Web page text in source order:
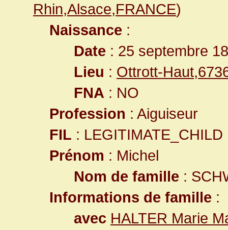
Rhin,Alsace,FRANCE)
Naissance :
Date : 25 septembre
Lieu : Ottrott-
FNA : NO
Profession : Aiguiseur
FIL : LEGITIMATE_CHILD
Prénom : Michel
Nom de famille :
Informations de famille :
avec HALTER Marie